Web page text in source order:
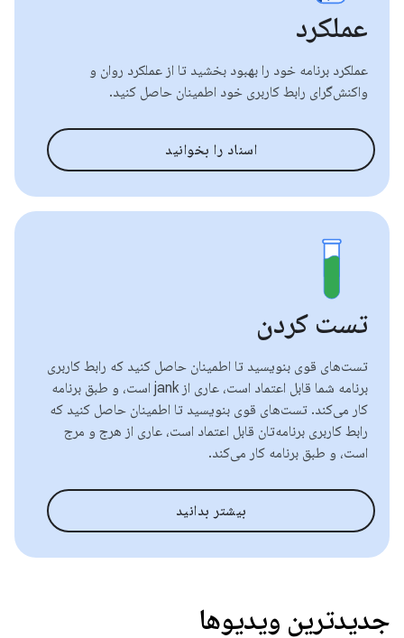
عملکرد
عملکرد برنامه خود را بهبود بخشید تا از عملکرد روان و
واکنش‌گرای رابط کاربری خود اطمینان حاصل کنید.
اسناد را بخوانید
تست کردن
تست‌های قوی بنویسید تا اطمینان حاصل کنید که رابط کاربری
برنامه شما قابل اعتماد است، عاری از jank است، و طبق برنامه
کار می‌کند. تست‌های قوی بنویسید تا اطمینان حاصل کنید که
رابط کاربری برنامه‌تان قابل اعتماد است، عاری از هرج و مرج
است، و طبق برنامه کار می‌کند.
بیشتر بدانید
جدیدترین ویدیوها